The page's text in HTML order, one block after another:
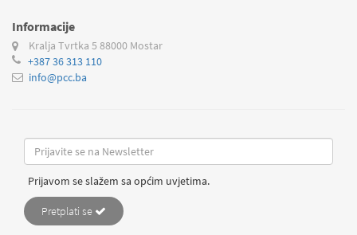
Informacije
Kralja Tvrtka 5 88000 Mostar
+387 36 313 110
info@pcc.ba
Prijavom se slažem sa općim uvjetima.
Pretplati se